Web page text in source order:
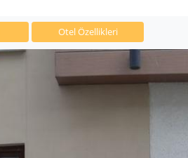
Otel Özellikleri